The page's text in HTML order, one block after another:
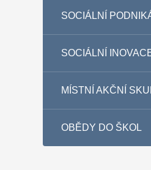
SOCIÁLNÍ
SOCIÁLNÍ
MÍSTNÍ AKČNÍ
OBĚDY DO ŠKOL